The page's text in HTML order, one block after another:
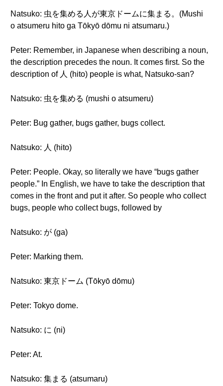
Natsuko: 虫を集める人が東京ドームに集まる。(Mushi
o atsumeru hito ga Tōkyō dōmu ni atsumaru.)
Peter: Remember, in Japanese when describing a noun,
the description precedes the noun. It comes first. So the
description of 人 (hito) people is what, Natsuko-san?
Natsuko: 虫を集める (mushi o atsumeru)
Peter: Bug gather, bugs gather, bugs collect.
Natsuko: 人 (hito)
Peter: People. Okay, so literally we have “bugs gather
people.” In English, we have to take the description that
comes in the front and put it after. So people who collect
bugs, people who collect bugs, followed by
Natsuko: が (ga)
Peter: Marking them.
Natsuko: 東京ドーム (Tōkyō dōmu)
Peter: Tokyo dome.
Natsuko: に (ni)
Peter: At.
Natsuko: 集まる (atsumaru)